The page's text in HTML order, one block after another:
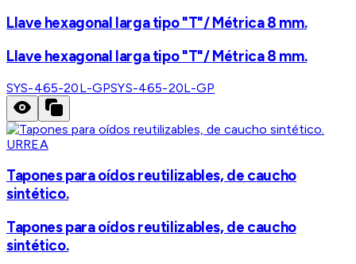
Llave hexagonal larga tipo "T"/ Métrica 8 mm.
Llave hexagonal larga tipo "T"/ Métrica 8 mm.
SYS-465-20L-GPSYS-465-20L-GP
URREA
Tapones para oídos reutilizables, de caucho
sintético.
Tapones para oídos reutilizables, de caucho
sintético.